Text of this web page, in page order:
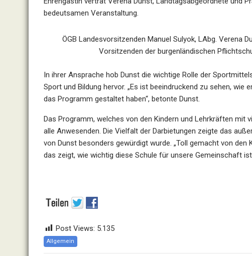
bedeutsamen Veranstaltung.
ÖGB Landesvorsitzenden Manuel Sulyok, LAbg. Verena
Vorsitzenden der burgenländischen
In ihrer Ansprache hob Dunst die wichtige Rolle der
Sport und Bildung hervor. „Es ist beeindruckend zu sehen,
das Programm gestaltet haben“, betonte Dunst.
Das Programm, welches von den Kindern und Lehrkräften mit
alle Anwesenden. Die Vielfalt der Darbietungen zeigte das
von Dunst besonders gewürdigt wurde. „Toll gemacht von
das zeigt, wie wichtig diese Schule für unsere Gemeinschaft
Post Views: 5.135
Allgemein